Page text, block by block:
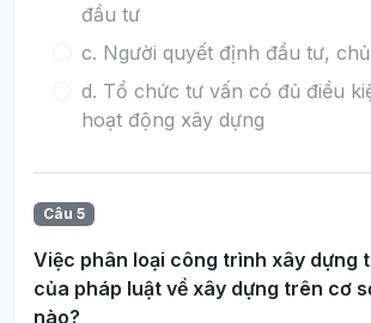
đầu tư
c. Người quyết định đầu tư,
d. Tổ chức tư vấn có đủ điều
hoạt động xây dựng
Câu 5
Việc phân loại công trình xây dựng
của pháp luật về xây dựng trên cơ
nào?